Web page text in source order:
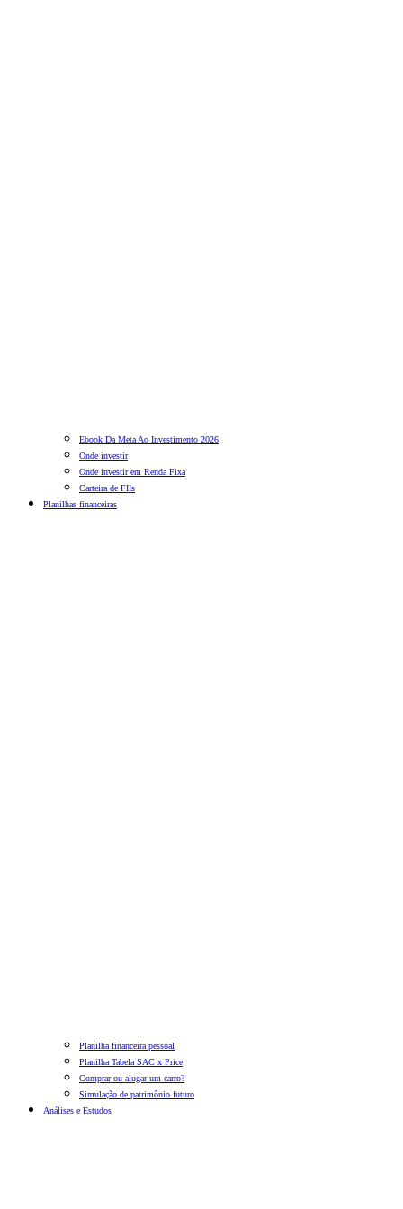
Ebook Da Meta Ao Investimento 2026
Onde investir
Onde investir em Renda Fixa
Carteira de FIIs
Planilhas financeiras
Planilha financeira pessoal
Planilha Tabela SAC x Price
Comprar ou alugar um carro?
Simulação de patrimônio futuro
Análises e Estudos